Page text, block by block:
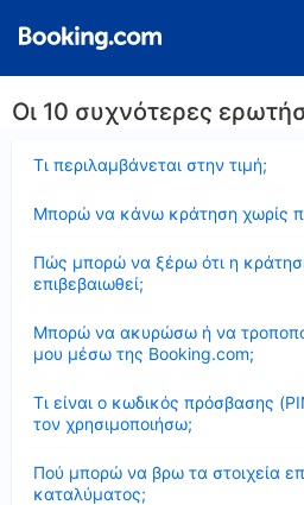
Οι 10 συχνότερες
Τι περιλαμβάνεται στην τιμή;
Μπορώ να κάνω κράτηση χωρίς
Πώς μπορώ να ξέρω ότι η
επιβεβαιωθεί;
Μπορώ να ακυρώσω ή να
μου μέσω της Booking.com;
Τι είναι ο κωδικός πρόσβασης
τον χρησιμοποιήσω;
Πού μπορώ να βρω τα στοιχεία
καταλύματος;